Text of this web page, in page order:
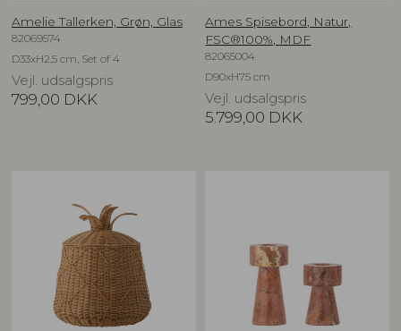
Amelie Tallerken, Grøn, Glas
82069574
D33xH2,5 cm, Set of 4
Vejl. udsalgspris
799,00 DKK
Ames Spisebord, Natur,
FSC®100%, MDF
82065004
D90xH75 cm
Vejl. udsalgspris
5.799,00 DKK